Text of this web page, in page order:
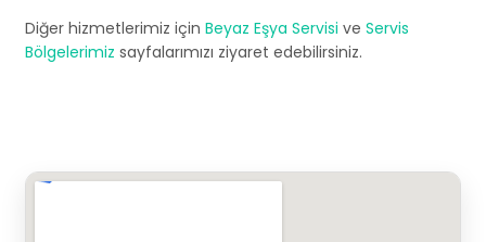
Diğer hizmetlerimiz için Beyaz Eşya Servisi ve Servis
Bölgelerimiz sayfalarımızı ziyaret edebilirsiniz.